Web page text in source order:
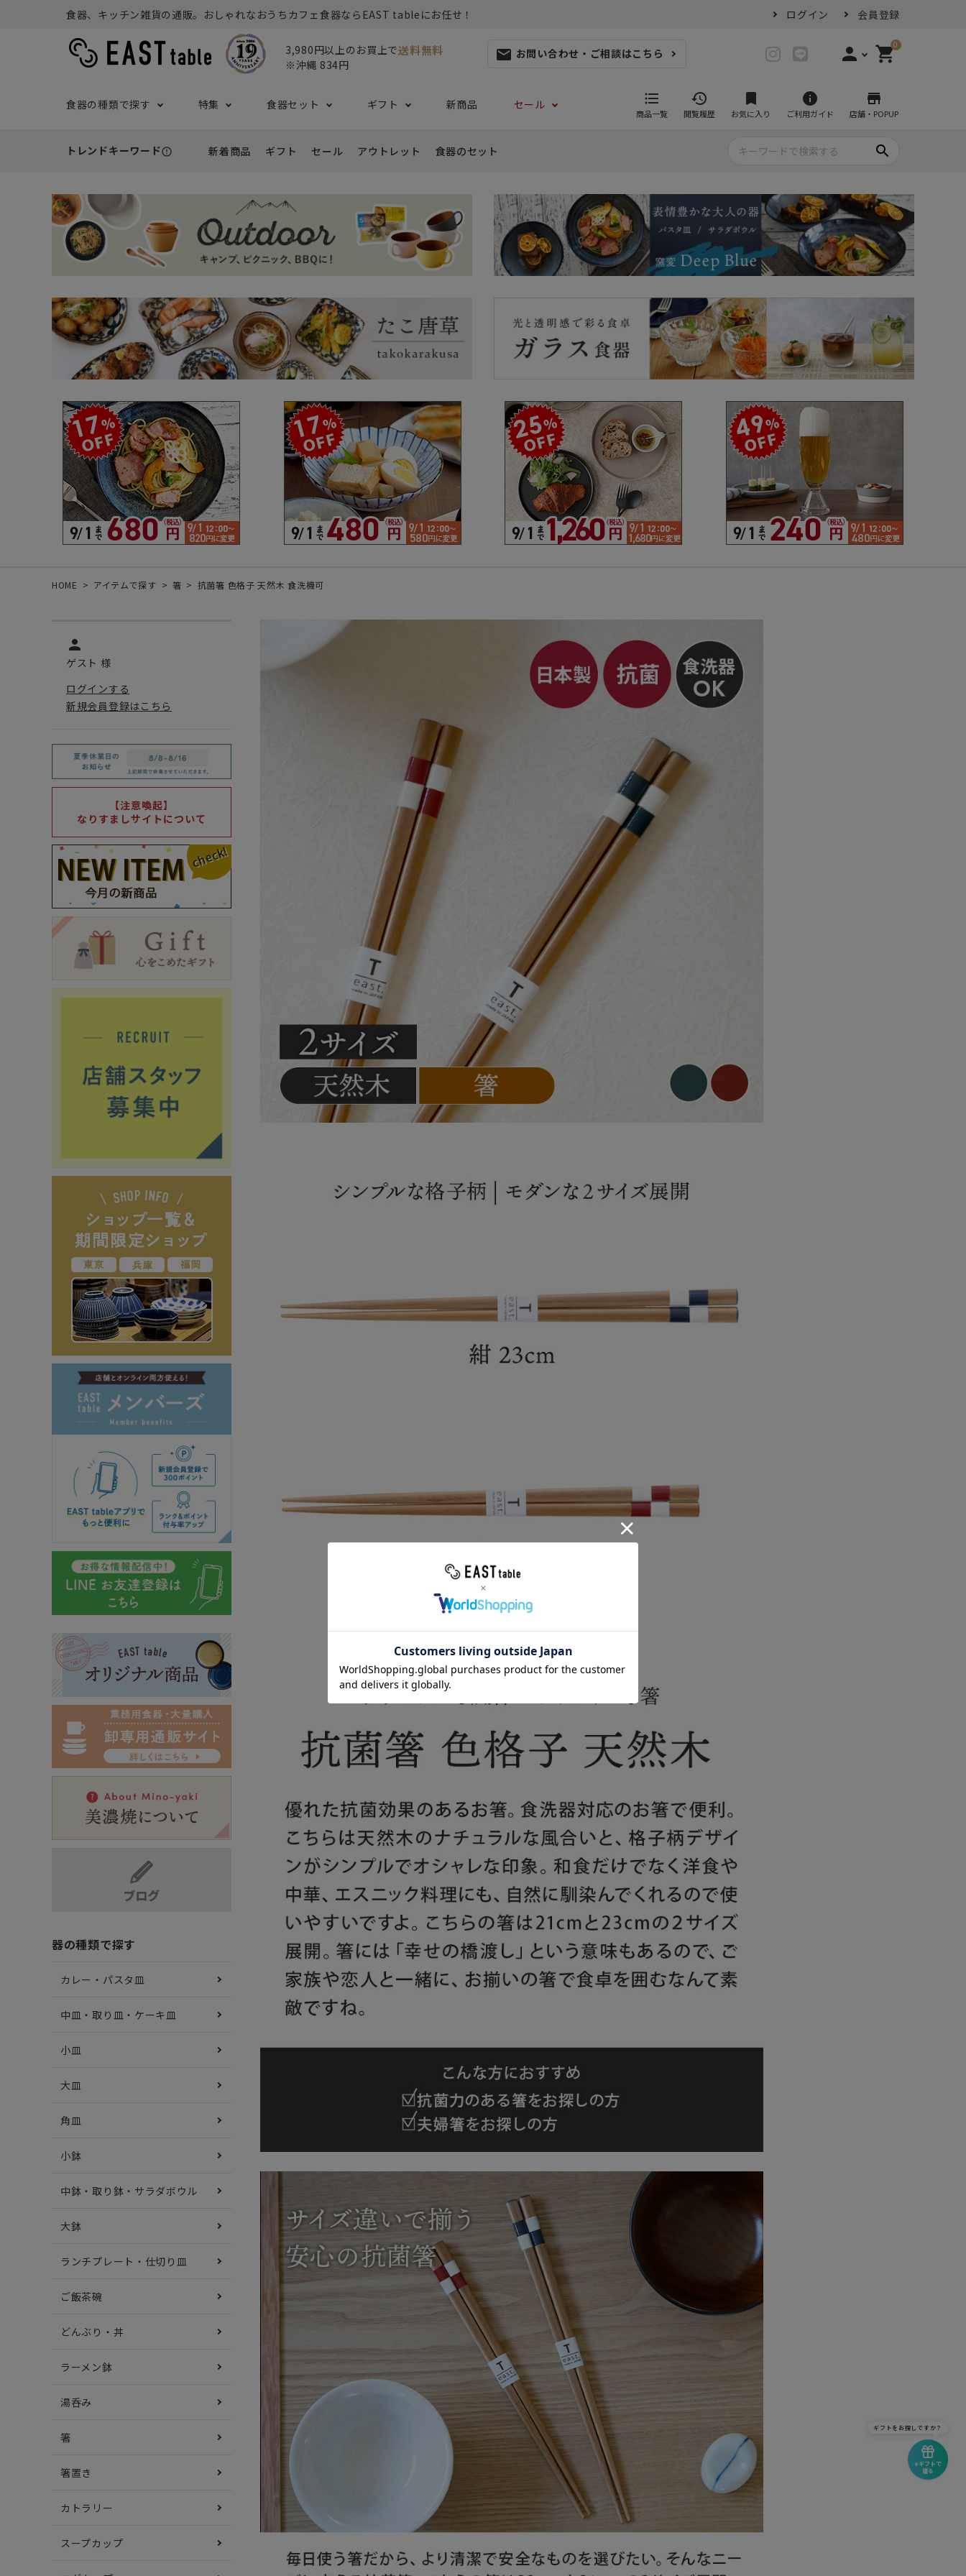
食器、キッチン雑貨の通販。おしゃれなおうちカフェ食器ならEAST tableにお任せ！ ログイン 会員登録
3,980円以上のお買上で送料無料
※沖縄 834円
mail お問い合わせ・ご相談はこちら person
ログイン
0
shopping_cart
食器の種類で探す
- 小皿
- 中皿・取り皿・ケーキ皿
- 大皿
- カレー・パスタ皿
- 中鉢・取り鉢・サラダボウル
- 大鉢
- とんすい
- 汁椀
- どんぶり・丼
- ラーメン鉢
- マグカップ
- カップ・タンブラー
- スープカップ
- 湯呑み
- 急須・ポット
耐熱皿・その他食器
- グラタン皿
- 耐熱皿
- スフレ・ココット
- 茶碗蒸し
箸・カトラリー・雑貨など
- 箸
- 箸置き
- カトラリー
- れんげ
- すり鉢
- 土鍋
- 雑貨
- トレー
デザイン・カラーで探す
- 和食器
- 白い食器
- 黒い食器
- カラフルな食器
素材で探す
- 磁器製
- 木製
- ガラス製
- 樹脂製
形状で探す
- 角
- 仕切り
- 楕円
- 変形
ブランドで探す
- 人気シリーズ
- オリジナル食器
特集
基本の食器特集 推し活特集 食品 ~からだ想いの食卓~
食器セット
和食器セット 洋食器セット 白い食器セット 黒い食器セット
こども食器セット まとめ買いでお得なセット
ギフト
- ～2,999円
- 3,000円～4,999円
- 5,000円～9,999円
- 誕生日
- 内祝い
- 有料ラッピング
- Eギフト
新商品 セール format_list_bulleted
商品一覧
history
閲覧履歴
bookmark
お気に入り
info
ご利用ガイド
store
店舗・POPUP
トレンドキーワードerror_outline 新着商品 ギフト セール アウトレット 食器のセット search
HOME アイテムで探す 箸 抗菌箸 色格子 天然木 食洗機可
person
ゲスト 様
ログインする
新規会員登録はこちら
【注意喚起】
なりすましサイトについて
器の種類で探す
カレー・パスタ皿
中皿・取り皿・ケーキ皿
小皿
大皿
角皿
小鉢
中鉢・取り鉢・サラダボウル
大鉢
ランチプレート・仕切り皿
ご飯茶碗
どんぶり・丼
ラーメン鉢
湯呑み
箸
箸置き
カトラリー
スープカップ
eギフトで
贈る
ギフトをお探しですか？